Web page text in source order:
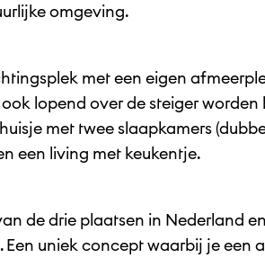
omgeving.
met een eigen
lopend over de steiger worden
met twee slaapkamers
een living met keukentje.
de drie plaatsen in Nederland
uniek concept waarbij je een